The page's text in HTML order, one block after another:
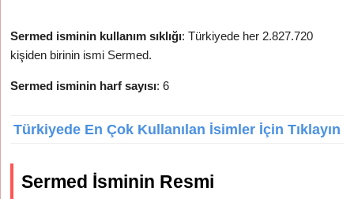
Sermed isminin kullanım sıklığı: Türkiyede her 2.827.720
kişiden birinin ismi Sermed.
Sermed isminin harf sayısı: 6
Türkiyede En Çok Kullanılan İsimler İçin Tıklayın
Sermed İsminin Resmi